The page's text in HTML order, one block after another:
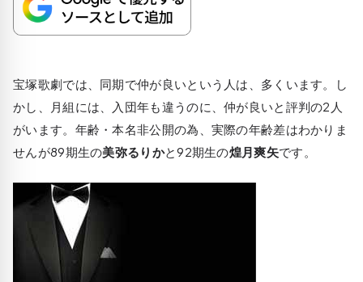
宝塚歌劇では、同期で仲が良いという人は、多くいます。し
かし、月組には、入団年も違うのに、仲が良いと評判の2人
がいます。年齢・本名非公開の為、実際の年齢差はわかりま
せんが89期生の美弥るりかと92期生の煌月爽矢です。